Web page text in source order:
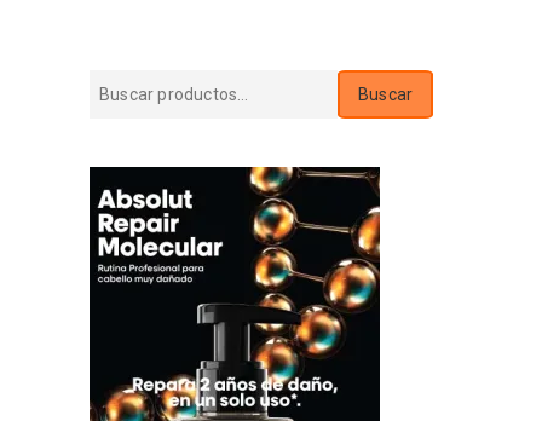
Buscar
Buscar